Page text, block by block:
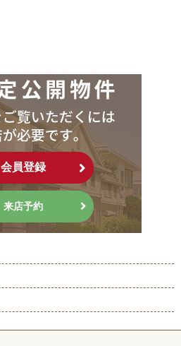
会員登録
来店予約